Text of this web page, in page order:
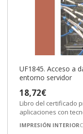
UF1845. Acceso a
entorno servidor
18,72€
Libro del certificado
aplicaciones con
IMPRESIÓN INTERIOR